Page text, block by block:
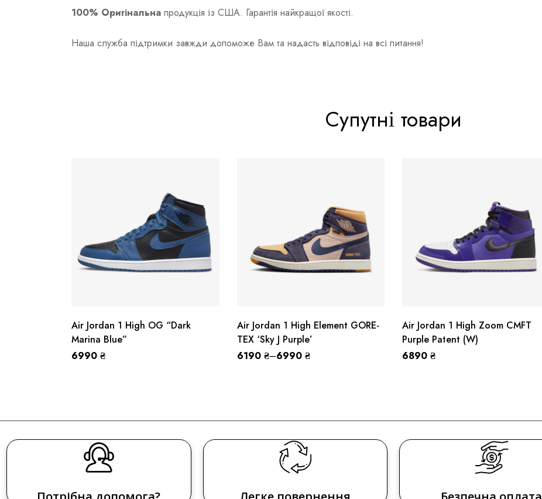
100% Оригінальна продукція із США. Гарантія найкращої якості.
Наша служба підтримки завжди допоможе Вам та надасть відповіді на всі питання!
Супутні товари
Air Jordan 1 High OG “Dark
Marina Blue”
6990 ₴
Air Jordan 1 High Element GORE-
TEX ‘Sky J Purple’
6190 ₴–6990 ₴
Air Jordan 1 High Zoom CMFT
Purple Patent (W)
6890 ₴